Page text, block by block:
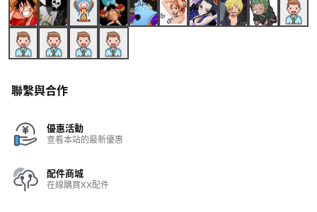
聯繫與合作
優惠活動
查看本站的最新優惠
配件商城
在線購買XX配件